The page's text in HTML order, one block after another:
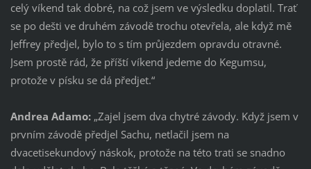
celý víkend tak dobré, na což jsem ve výsledku doplatil. Trať
se po dešti ve druhém závodě trochu otevřela, ale když mě
Jeffrey předjel, bylo to s tím průjezdem opravdu otravné.
Jsem prostě rád, že příští víkend jedeme do Kegumsu,
protože v písku se dá předjet.“
Andrea Adamo: „Zajel jsem dva chytré závody. Když jsem v
prvním závodě předjel Sachu, netlačil jsem na
dvacetisekundový náskok, protože na této trati se snadno